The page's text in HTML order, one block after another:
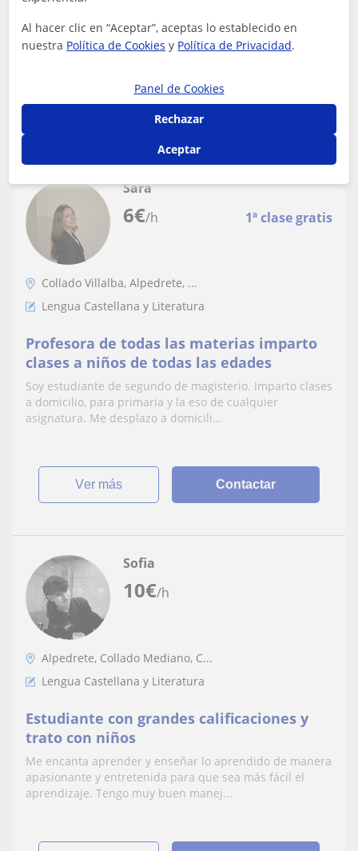
refuerzo para cualquier asignatura hasta
1° ESO.
relacionar conceptos con cosas diarias para q tú
memoria lo codifique mejor. Estoy estudi...
6€/h 1ª clase gratis
Sara
Collado Villalba, Alpedrete, ...
Lengua Castellana y Literatura
Profesora de todas las materias imparto
clases a niños de todas las edades
Soy estudiante de segundo de magisterio. Imparto clases
a domicilio, para primaria y la eso de cualquier
asignatura. Me desplazo a domicili...
ver más Contactar
10€/h
Sofia
Alpedrete, Collado Mediano, C...
Lengua Castellana y Literatura
Estudiante con grandes calificaciones y
trato con niños
Me encanta aprender y enseñar lo aprendido de manera
apasionante y entretenida para que sea más fácil el
aprendizaje. Tengo muy buen manej...
Al hacer clic en “Aceptar”, aceptas lo establecido en
nuestra Política de Cookies y Política de Privacidad.
Panel de Cookies
Rechazar
Aceptar